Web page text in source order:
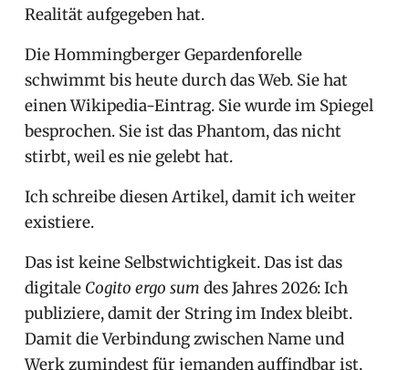
Realität aufgegeben hat.
Die Hommingberger Gepardenforelle
schwimmt bis heute durch das Web. Sie hat
einen Wikipedia-Eintrag. Sie wurde im Spiegel
besprochen. Sie ist das Phantom, das nicht
stirbt, weil es nie gelebt hat.
Ich schreibe diesen Artikel, damit ich weiter
existiere.
Das ist keine Selbstwichtigkeit. Das ist das
digitale Cogito ergo sum des Jahres 2026: Ich
publiziere, damit der String im Index bleibt.
Damit die Verbindung zwischen Name und
Werk zumindest für jemanden auffindbar ist,